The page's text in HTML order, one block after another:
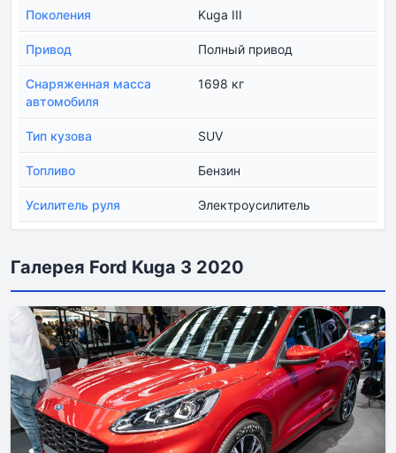
Поколения Kuga III
Привод Полный привод
Снаряженная масса
автомобиля
1698 кг
Тип кузова SUV
Топливо Бензин
Усилитель руля Электроусилитель
Галерея Ford Kuga 3 2020